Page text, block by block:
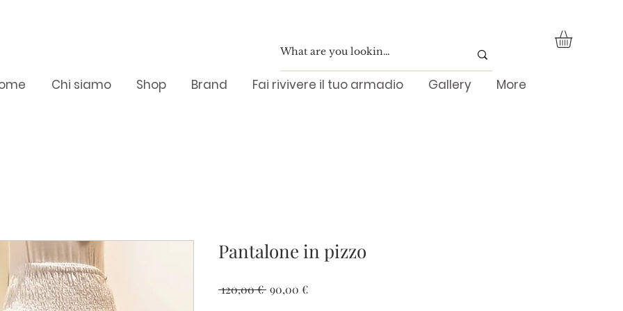
Chi siamo Shop Brand Fai rivivere il tuo armadio Gallery More
Pantalone in pizzo
120,00 € Prezzo
90,00 €Prezzo